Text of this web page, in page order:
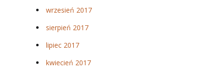
wrzesień 2017
sierpień 2017
lipiec 2017
kwiecień 2017